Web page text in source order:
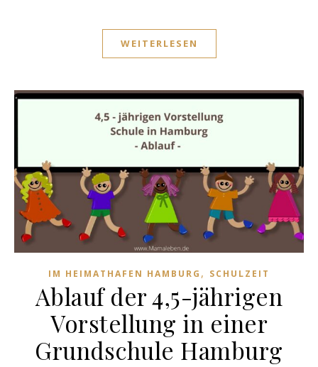
WEITERLESEN
IM HEIMATHAFEN HAMBURG , SCHULZEIT
Ablauf der 4,5-jährigen
Vorstellung in einer
Grundschule Hamburg